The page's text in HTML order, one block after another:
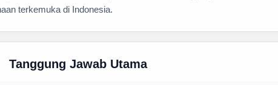
terkemuka di Indonesia.
Tanggung Jawab Utama